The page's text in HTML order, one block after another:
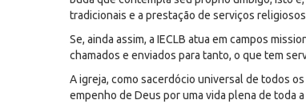
tradicionais e a prestação de serviços
Se, ainda assim, a IECLB atua em campos
chamados e enviados para tanto, o que tem
A igreja, como sacerdócio universal de todos
empenho de Deus por uma vida plena de toda